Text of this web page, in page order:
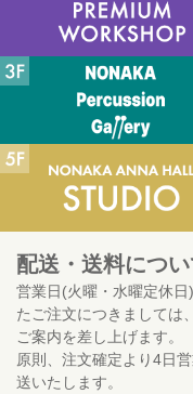
配送・送料につ
営業日(火曜・水曜定休
たご注文につきましては
ご案内を差し上げます。
原則、注文確定より4日
送いたします。